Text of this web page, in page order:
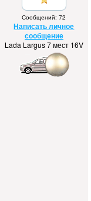
Сообщений: 72
Написать личное
сообщение
Lada Largus 7 мест 16V